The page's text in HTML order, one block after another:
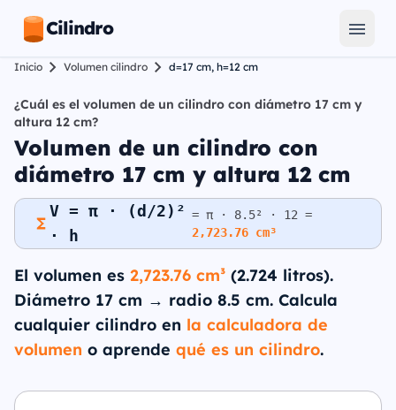
Cilindro
Inicio Volumen cilindro d=17 cm, h=12 cm
¿Cuál es el volumen de un cilindro con diámetro 17 cm y
altura 12 cm?
Volumen de un cilindro con
diámetro 17 cm y altura 12 cm
V = π · (d/2)²
· h
= π · 8.5² · 12 =
2,723.76 cm³
El volumen es 2,723.76 cm³ (2.724 litros).
Diámetro 17 cm → radio 8.5 cm. Calcula
cualquier cilindro en la calculadora de
volumen o aprende qué es un cilindro.